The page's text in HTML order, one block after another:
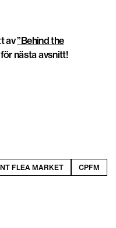
av”Behind the
nästa avsnitt!
FLEA MARKET CPFM